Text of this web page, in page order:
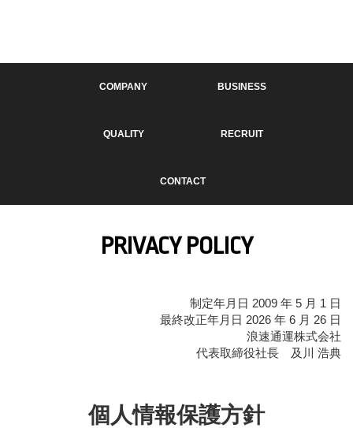
COMPANY BUSINESS
QUALITY RECRUIT
CONTACT
PRIVACY POLICY
制定年月日 2009 年 5 月 1 日
最終改正年月日 2026 年 6 月 26 日
浪速通運株式会社
代表取締役社長 及川 浩典
個人情報保護方針